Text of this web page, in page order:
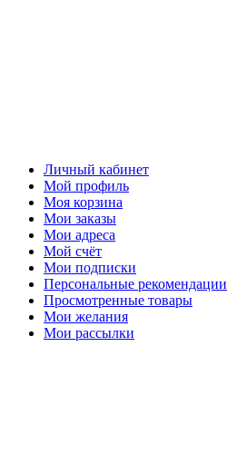
Личный кабинет
Мой профиль
Моя корзина
Мои заказы
Мои адреса
Мой счёт
Мои подписки
Персональные рекомендации
Просмотренные товары
Мои желания
Мои рассылки